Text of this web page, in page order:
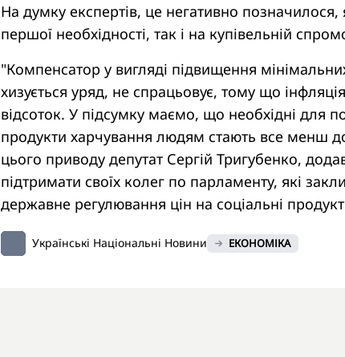
На думку експертів, це негативно позначилося,
першої необхідності, так і на купівельній
"Компенсатор у вигляді підвищення
хизується уряд, не спрацьовує, тому що
відсоток. У підсумку маємо, що необхідні для
продукти харчування людям стають все менш
цього приводу депутат Сергій Тригубенко,
підтримати своїх колег по парламенту, які
державне регулювання цін на соціальні
Українські Національні Новини ЕКОНОМІКА